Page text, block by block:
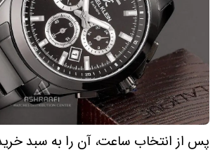
پس از انتخاب ساعت، آن را به سبد